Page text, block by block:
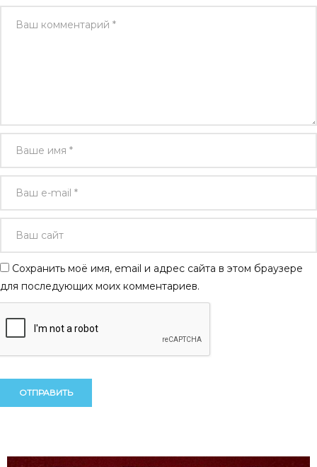
Сохранить моё имя, email и адрес сайта в этом браузере
для последующих моих комментариев.